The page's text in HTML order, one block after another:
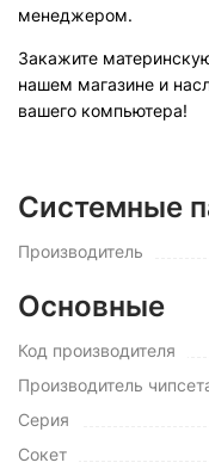
менеджером.
Закажите
нашем магазине и
вашего компьютера!
Системные
Производитель
Основные
Код производителя
Производитель
Серия
Сокет